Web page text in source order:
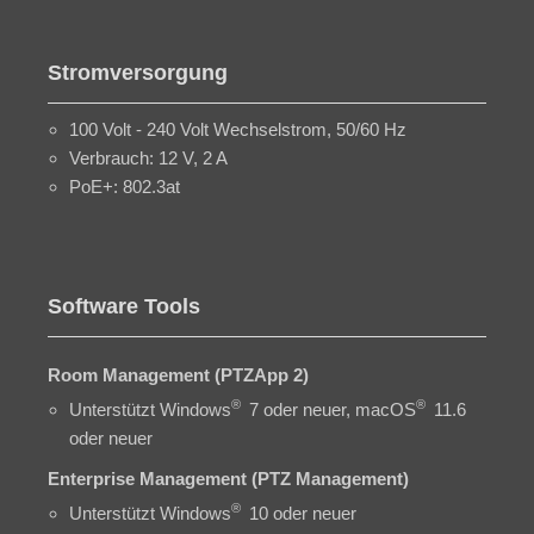
Stromversorgung
100 Volt - 240 Volt Wechselstrom, 50/60 Hz
Verbrauch: 12 V, 2 A
PoE+: 802.3at
Software Tools
Room Management (PTZApp 2)
Unterstützt Windows® 7 oder neuer, macOS®
11.6
oder neuer
Enterprise Management (PTZ Management)
Unterstützt Windows®
10 oder neuer